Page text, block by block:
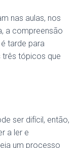
nas aulas, nos
a compreensão
tarde para
três tópicos que
ser difícil, então,
a ler e
um processo